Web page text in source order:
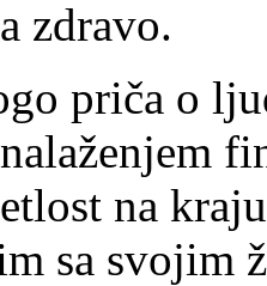
zdravo.
priča o
na
sa svojim